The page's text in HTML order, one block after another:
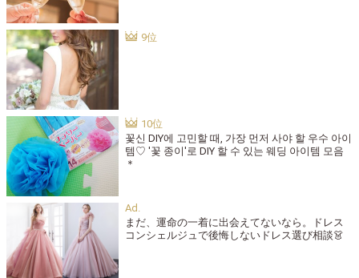
꽃신 DIY에 고민할 때, 가장 먼저 사야 할 우수 아이
템♡ '꽃 종이'로 DIY 할 수 있는 웨딩 아이템 모음
＊
まだ、運命の一着に出会えてないなら。ドレス
コンシェルジュで後悔しないドレス選び相談👗